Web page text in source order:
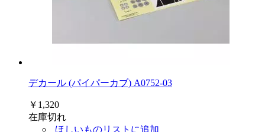
デカール (パイパーカブ) A0752-03
￥1,320
在庫切れ
ほしいものリストに追加